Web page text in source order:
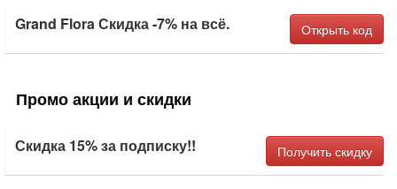
Grand Flora Скидка -7% на всё. Открыть код
Промо акции и скидки
Скидка 15% за подписку!! Получить скидку